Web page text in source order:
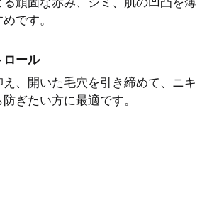
です。
ロール
、開いた毛穴を引き締めて、ニキ
ぎたい方に最適です。